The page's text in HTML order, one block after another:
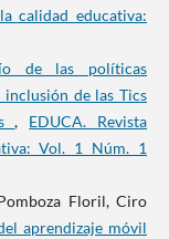
calidad educativa:
de las políticas
de las Tics
, EDUCA. Revista
Vol. 1 Núm. 1
Floril, Ciro
aprendizaje móvil